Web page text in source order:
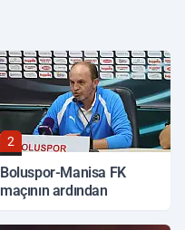
2
Boluspor-Manisa FK
maçının ardından